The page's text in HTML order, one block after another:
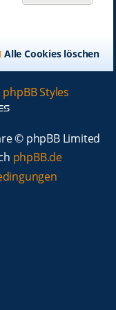
Alle Cookies löschen
Styles
© phpBB Limited
phpBB.de